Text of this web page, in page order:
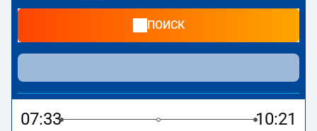
курсируют другие поезда:- предлагают более низкую
цену билета и, как правило, более долгое время в пути.
Поезд заканчивает маршрут на станции Лодзь-
Фабрична.
ПОИСК
07:33 10:21